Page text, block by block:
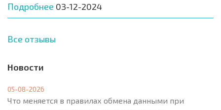
Подробнее 03-12-2024
Все отзывы
Новости
05-08-2026
Что меняется в правилах обмена данными при